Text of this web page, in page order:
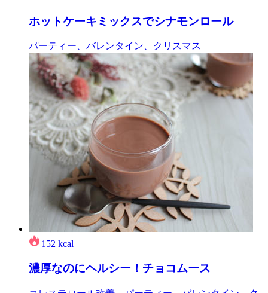
ホットケーキミックスでシナモンロール
パーティー、バレンタイン、クリスマス
152 kcal
濃厚なのにヘルシー！チョコムース